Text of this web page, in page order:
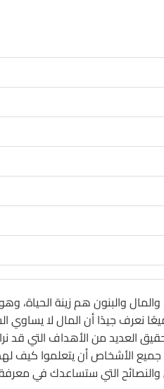
في حد ذاتها
والبنون هم زينة الحياة،
جميعًا نعرف جيدًا أن المال لا
العديد من الأهداف التي قد
الأشخاص أن يتعلموا كيف
التي ستساعدك في معرفة